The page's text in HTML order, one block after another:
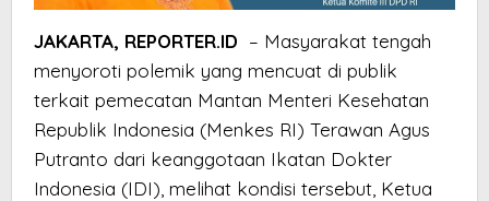
JAKARTA, REPORTER.ID – Masyarakat tengah
menyoroti polemik yang mencuat di publik
terkait pemecatan Mantan Menteri Kesehatan
Republik Indonesia (Menkes RI) Terawan Agus
Putranto dari keanggotaan Ikatan Dokter
Indonesia (IDI), melihat kondisi tersebut, Ketua